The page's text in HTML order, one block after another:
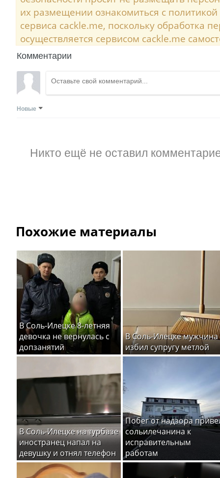
их размещении ознакомиться с
сервиса cackle.me, поскольку обработка
осуществляется сервисом cackle.me
Комментарии
Новые
Никто ещё не оставил
Похожие материалы
В Соль-Илецке 8-летняя
девочка не вернулась с
допзанятий
В Соль-Илецке мужчина
избил супругу метлой
В Соль-Илецке на турбазе
иностранец напал на
девушку и отнял телефон
Побег от надзора
сольилечанина к
исправительным
работам